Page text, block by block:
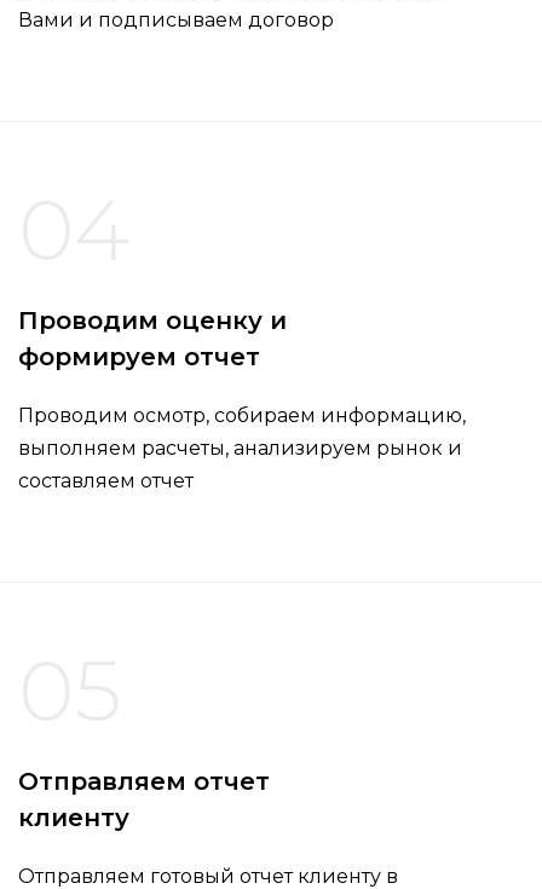
Вами и подписываем договор
Проводим оценку и
формируем отчет
Проводим осмотр, собираем информацию,
выполняем расчеты, анализируем рынок и
составляем отчет
Отправляем отчет
клиенту
Отправляем готовый отчет клиенту в